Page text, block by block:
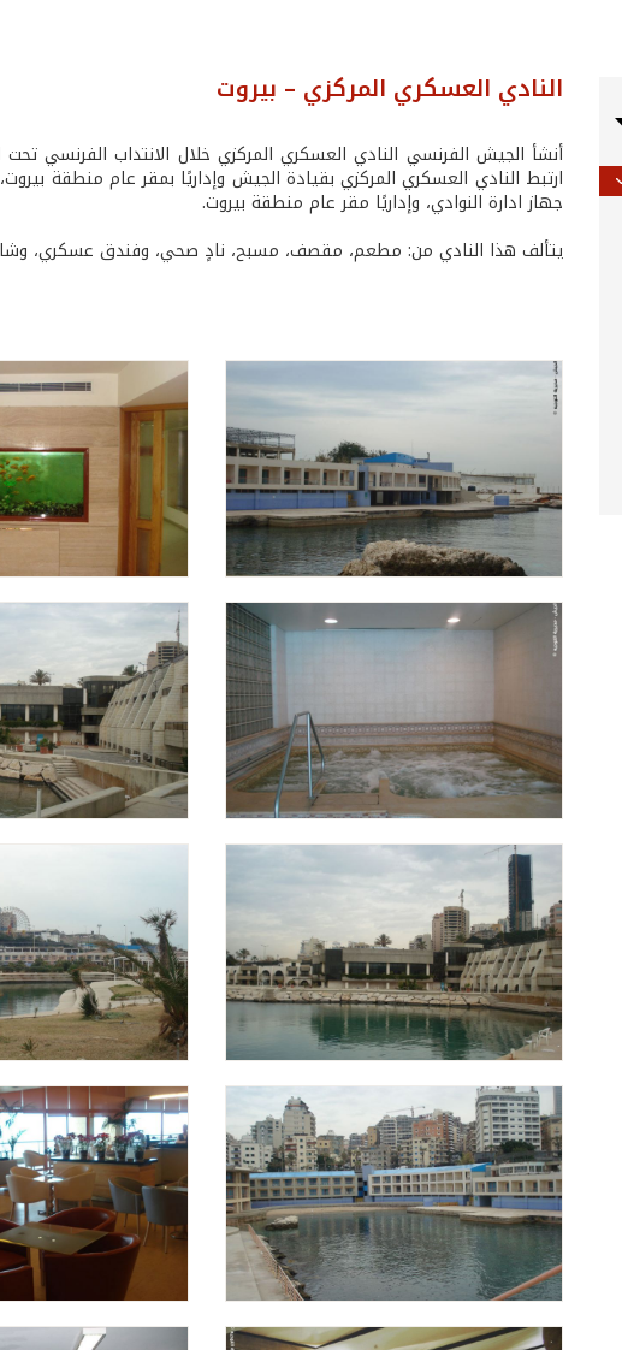
النادي العسكري المركزي – بيروت
ارتبط النادي العسكري المركزي بقيادة الجيش وإداريًا بمقر عام منطقة
جهاز ادارة النوادي، وإداريًا مقر عام منطقة بيروت.
يتألف هذا النادي من: مطعم، مقصف، مسبح، نادٍ صحي، وفندق عسكري،